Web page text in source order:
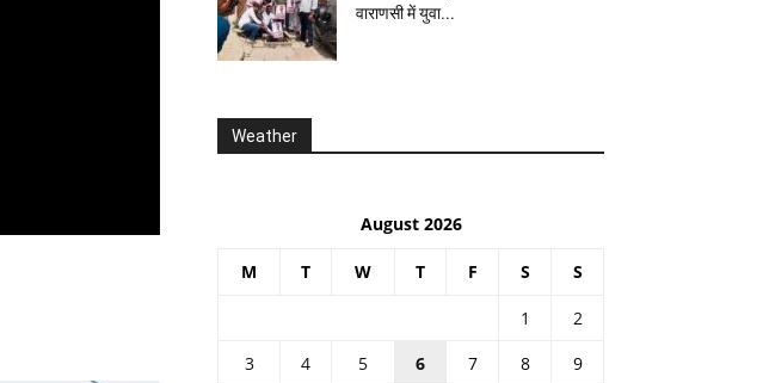
वाराणसी में युवा...
Weather
August 2026
M T W T F S S
1
2
3
4 5 6 7 8
9